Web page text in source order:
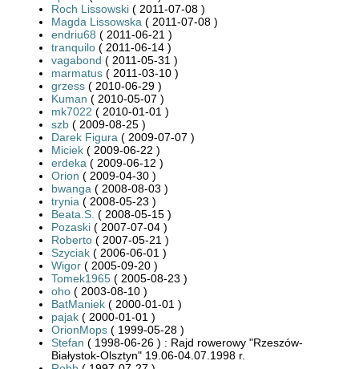
Roch Lissowski ( 2011-07-08 )
Magda Lissowska ( 2011-07-08 )
endriu68 ( 2011-06-21 )
tranquilo ( 2011-06-14 )
vagabond ( 2011-05-31 )
marmatus ( 2011-03-10 )
grzess ( 2010-06-29 )
Kuman ( 2010-05-07 )
mk7022 ( 2010-01-01 )
szb ( 2009-08-25 )
Darek Figura ( 2009-07-07 )
Miciek ( 2009-06-22 )
erdeka ( 2009-06-12 )
Orion ( 2009-04-30 )
bwanga ( 2008-08-03 )
trynia ( 2008-05-23 )
Beata.S. ( 2008-05-15 )
Pozaski ( 2007-07-04 )
Roberto ( 2007-05-21 )
Szyciak ( 2006-06-01 )
Wigor ( 2005-09-20 )
Tomek1965 ( 2005-08-23 )
oho ( 2003-08-10 )
BatManiek ( 2000-01-01 )
pajak ( 2000-01-01 )
OrionMops ( 1999-05-28 )
Stefan ( 1998-06-26 ) : Rajd rowerowy "Rzeszów-
Białystok-Olsztyn" 19.06-04.07.1998 r.